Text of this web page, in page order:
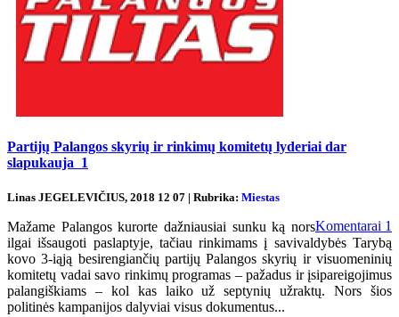
Partijų Palangos skyrių ir rinkimų komitetų lyderiai dar
slapukauja 1
Linas JEGELEVIČIUS, 2018 12 07 | Rubrika: Miestas
Komentarai 1
Mažame Palangos kurorte dažniausiai sunku ką nors
ilgai išsaugoti paslaptyje, tačiau rinkimams į savivaldybės Tarybą
kovo 3-iąją besirengiančių partijų Palangos skyrių ir visuomeninių
komitetų vadai savo rinkimų programas – pažadus ir įsipareigojimus
palangiškiams – kol kas laiko už septynių užraktų. Nors šios
politinės kampanijos dalyviai visus dokumentus...